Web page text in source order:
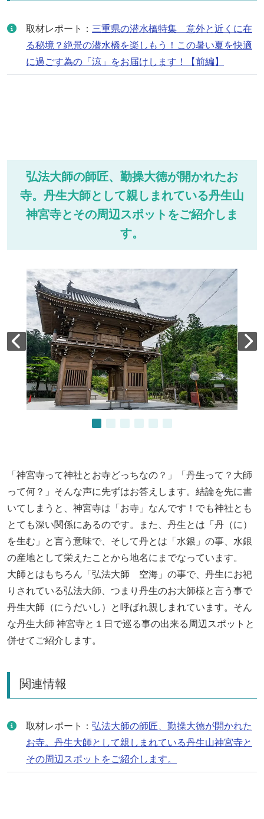
取材レポート： 三重県の潜水橋特集 意外と近くに在
る秘境？絶景の潜水橋を楽しもう！この暑い夏を快適
に過ごす為の「涼」をお届けします！【前編】
弘法大師の師匠、勤操大徳が開かれたお
寺。丹生大師として親しまれている丹生山
神宮寺とその周辺スポットをご紹介しま
す。
「神宮寺って神社とお寺どっちなの？」「丹生って？大師
って何？」そんな声に先ずはお答えします。結論を先に書
いてしまうと、神宮寺は「お寺」なんです！でも神社とも
とても深い関係にあるのです。また、丹生とは「丹（に）
を生む」と言う意味で、そして丹とは「水銀」の事、水銀
の産地として栄えたことから地名にまでなっています。
大師とはもちろん「弘法大師 空海」の事で、丹生にお祀
りされている弘法大師、つまり丹生のお大師様と言う事で
丹生大師（にうだいし）と呼ばれ親しまれています。そん
な丹生大師 神宮寺と１日で巡る事の出来る周辺スポットと
併せてご紹介します。
関連情報
取材レポート： 弘法大師の師匠、勤操大徳が開かれた
お寺。丹生大師として親しまれている丹生山神宮寺と
その周辺スポットをご紹介します。